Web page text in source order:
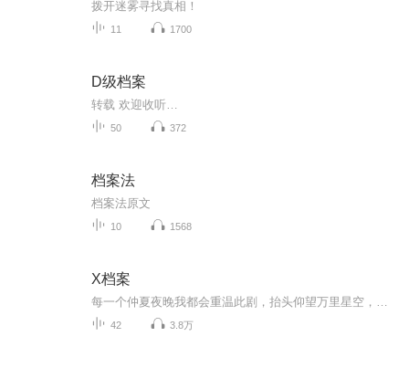
拨开迷雾寻找真相！
11 1700
D级档案
转载 欢迎收听…
50 372
档案法
档案法原文
10 1568
X档案
42 3.8万